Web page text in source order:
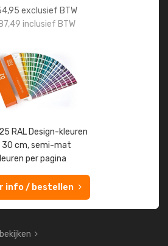
exclusief BTW
inclusief BTW
RAL Design-kleuren
30 cm, semi-mat
per pagina
info / bestellen